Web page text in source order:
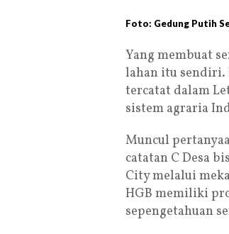
Foto: Gedung Putih
Yang membuat
lahan itu sendiri.
tercatat dalam
sistem agraria
Muncul
catatan C Desa
City melalui
HGB memiliki
sepengetahuan